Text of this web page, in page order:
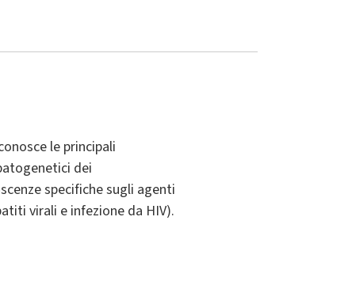
le principali
dei
specifiche sugli agenti
virali e infezione da HIV).